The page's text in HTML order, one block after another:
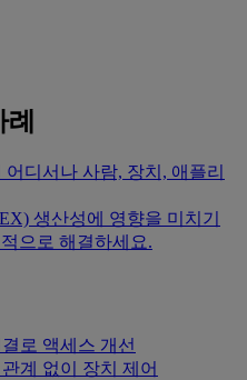
어디서나 사람, 장치, 애플리
생산성에 영향을 미치기
으로 해결하세요.
로 액세스 개선
계 없이 장치 제어